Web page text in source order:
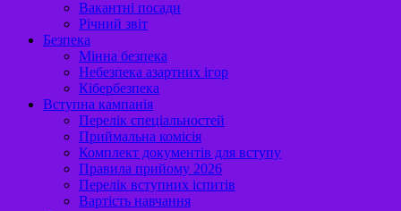
Вакантні посади
Річний звіт
Безпека
Мінна безпека
Небезпека азартних ігор
Кібербезпека
Вступна кампанія
Перелік спеціальностей
Приймальна комісія
Комплект документів для вступу
Правила прийому 2026
Перелік вступних іспитів
Вартість навчання